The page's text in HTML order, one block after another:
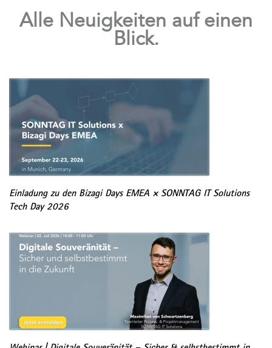
Alle Neuigkeiten auf einen
Blick.
Einladung zu den Bizagi Days EMEA × SONNTAG IT Solutions
Tech Day 2026